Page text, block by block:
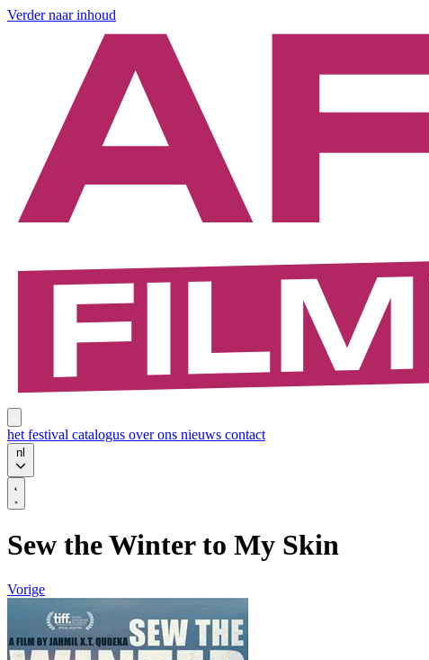
Verder naar inhoud
het festival catalogus over ons nieuws contact
nl
Sew the Winter to My Skin
Vorige